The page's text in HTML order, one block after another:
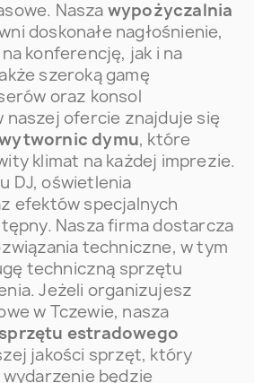
Nasza wypożyczalnia
doskonałe nagłośnienie,
konferencję, jak i na
szeroką gamę
oraz konsol
naszej ofercie znajduje się
dymu, które
klimat na każdej imprezie.
DJ, oświetlenia
efektów specjalnych
Nasza firma dostarcza
techniczne, w tym
techniczną sprzętu
Jeżeli organizujesz
w Tczewie, nasza
estradowego
jakości sprzęt, który
będzie